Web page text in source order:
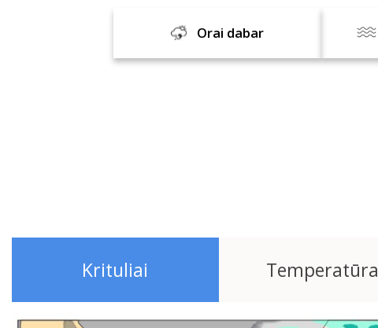
Orai dabar
Krituliai Temperatūra